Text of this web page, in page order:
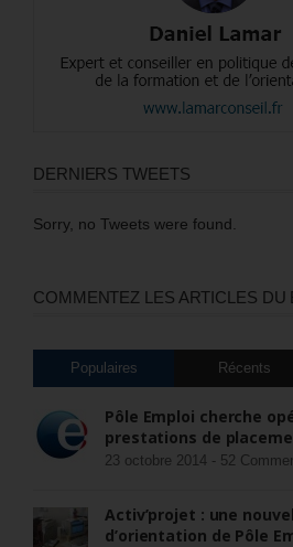
DERNIERS TWEETS
Sorry, no Tweets were found.
COMMENTEZ LES ARTICLES DU
Populaires Récents
Pôle Emploi cherche
prestations de
23 octobre 2014 - 52
Activ’projet : une
d’orientation de Pôle